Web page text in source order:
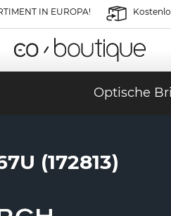
IN EUROPA!
Optische
(172813)